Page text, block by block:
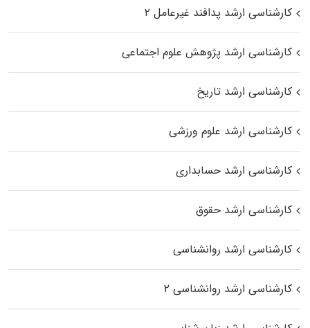
کارشناسی ارشد پدافند غیرعامل ۲
کارشناسی ارشد پژوهش علوم اجتماعی
کارشناسی ارشد تاریخ
کارشناسی ارشد علوم ورزشی
کارشناسی ارشد حسابداری
کارشناسی ارشد حقوق
کارشناسی ارشد روانشناسی
کارشناسی ارشد روانشناسی ۲